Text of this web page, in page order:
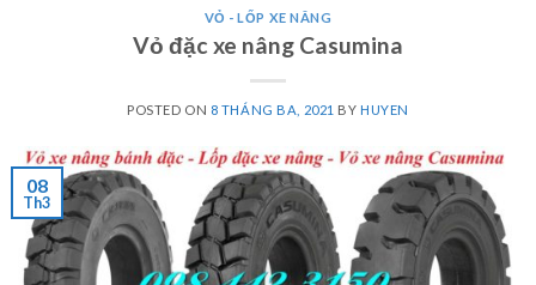
VỎ - LỐP XE NÂNG
Vỏ đặc xe nâng Casumina
POSTED ON 8 THÁNG BA, 2021 BY HUYEN
08
Th3